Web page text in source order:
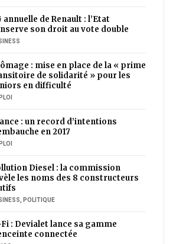
annuelle de Renault : l’Etat
son droit au vote double
: mise en place de la « prime
de solidarité » pour les
en difficulté
: un record d’intentions
en 2017
Diesel : la commission
les noms des 8 constructeurs
POLITIQUE
: Devialet lance sa gamme
connectée